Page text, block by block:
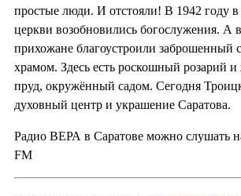
простые люди. И отстояли! В 1942 году в
церкви возобновились богослужения. А
прихожане благоустроили заброшенный
храмом. Здесь есть роскошный розарий
пруд, окружённый садом. Сегодня
духовный центр и украшение Саратова.
Радио ВЕРА в Саратове можно слушать
FM